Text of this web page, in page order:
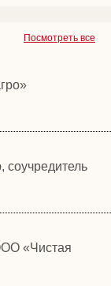
Посмотреть все
соучредитель
«Чистая